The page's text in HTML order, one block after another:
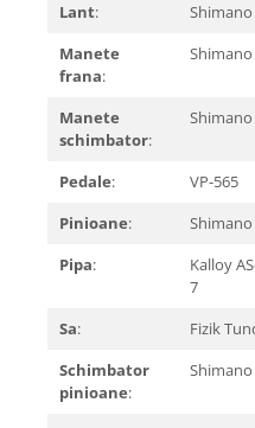
Lant:
Shimano
Manete
frana:
Manete
schimbator:
Shimano
Pedale:
VP-565
Pinioane:
Shimano
Pipa:
Kalloy
7
Sa:
Fizik
Schimbator
pinioane:
Shimano